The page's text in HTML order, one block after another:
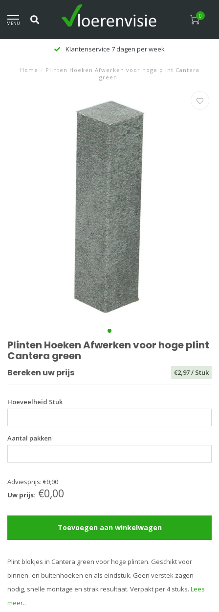
MENU
0
Klantenservice 7 dagen per week
Home / Plinten Hoeken Afwerken voor hoge plint Cantera
green
Plinten Hoeken Afwerken voor hoge plint
Cantera green
Bereken uw prijs €2,97/ Stuk
Hoeveelheid Stuk
Aantal pakken
Adviesprijs: €0,00
Uw prijs: €0,00
Toevoegen aan winkelwagen
Plint blokjes in Cantera green voor hoge plinten. Geschikt voor
binnen- en buitenhoeken en als eindstuk. Geen verstek zagen
nodig, snelle montage en strak resultaat. Verpakt per 4 stuks. Lees
meer..